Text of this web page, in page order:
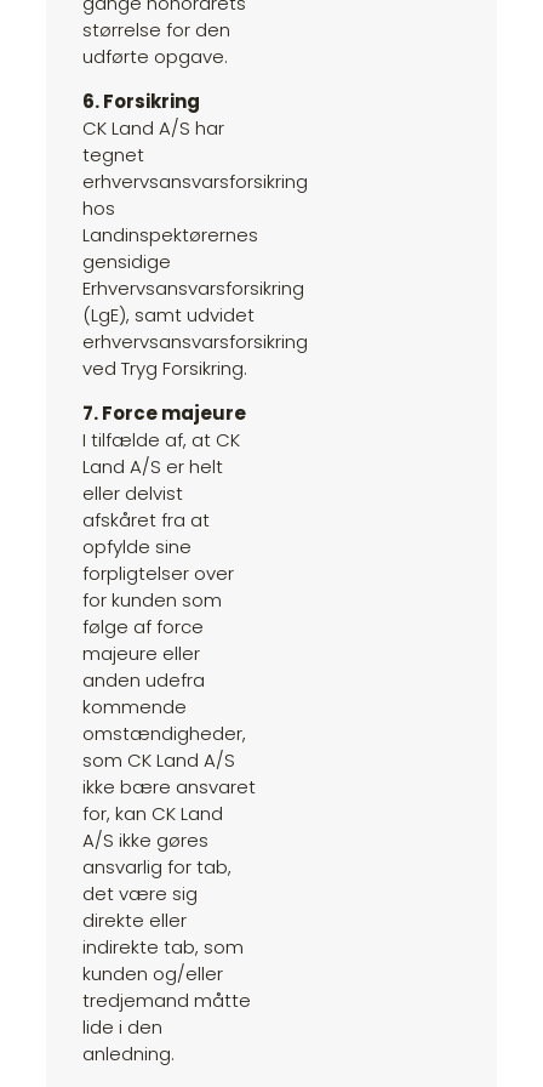
størrelse for den
udførte opgave.
6. Forsikring
CK Land A/S har
tegnet
erhvervsansvarsforsikring
hos
Landinspektørernes
gensidige
Erhvervsansvarsforsikring
(LgE), samt udvidet
erhvervsansvarsforsikring
ved Tryg Forsikring.
7. Force majeure
I tilfælde af, at CK
Land A/S er helt
eller delvist
afskåret fra at
opfylde sine
forpligtelser over
for kunden som
følge af force
majeure eller
anden udefra
kommende
omstændigheder,
som CK Land A/S
ikke bære ansvaret
for, kan CK Land
A/S ikke gøres
ansvarlig for tab,
det være sig
direkte eller
indirekte tab, som
kunden og/eller
tredjemand måtte
lide i den
anledning.